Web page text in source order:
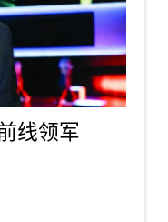
线领军